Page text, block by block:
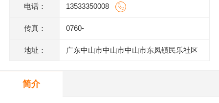
电话： 13533350008
传真： 0760-
地址： 广东中山市中山市中山市东凤镇民乐社区
简介